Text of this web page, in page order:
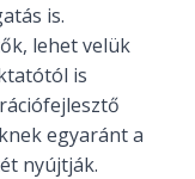
is.
lehet velük
is
egyaránt a
nyújtják.